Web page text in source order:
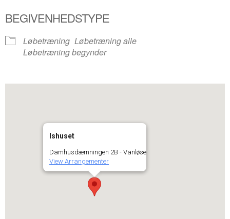
BEGIVENHEDSTYPE
Løbetræning Løbetræning alle
Løbetræning begynder
Ishuset
Damhusdæmningen 2B - Vanløse
View Arrangementer